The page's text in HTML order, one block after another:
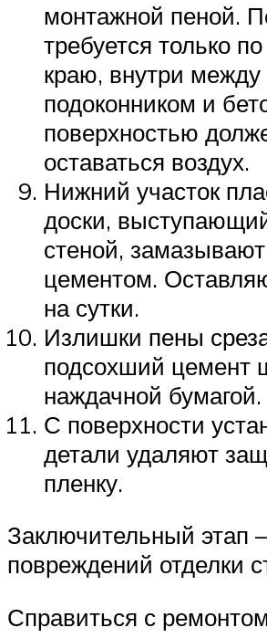
монтажной пеной.
требуется только
краю, внутри между
подоконником и
поверхностью
оставаться воздух.
Нижний участок
доски,
стеной,
цементом.
на сутки.
Излишки пены
подсохший цемент
наждачной бумагой.
С поверхности
детали удаляют
пленку.
Заключительный этап
повреждений отделки
Справиться с ремонтом